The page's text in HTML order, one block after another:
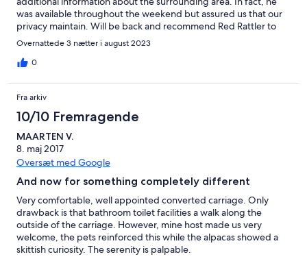
was available throughout the weekend but assured us that our
privacy maintain. Will be back and recommend Red Rattler to
friends. Thank you for a lovely weekend.
Overnattede 3 nætter i august 2023
0
Fra arkiv
10/10 Fremragende
MAARTEN V.
8. maj 2017
Oversæt med Google
And now for something completely different
Very comfortable, well appointed converted carriage. Only
drawback is that bathroom toilet facilities a walk along the
outside of the carriage. However, mine host made us very
welcome, the pets reinforced this while the alpacas showed a
skittish curiosity. The serenity is palpable.